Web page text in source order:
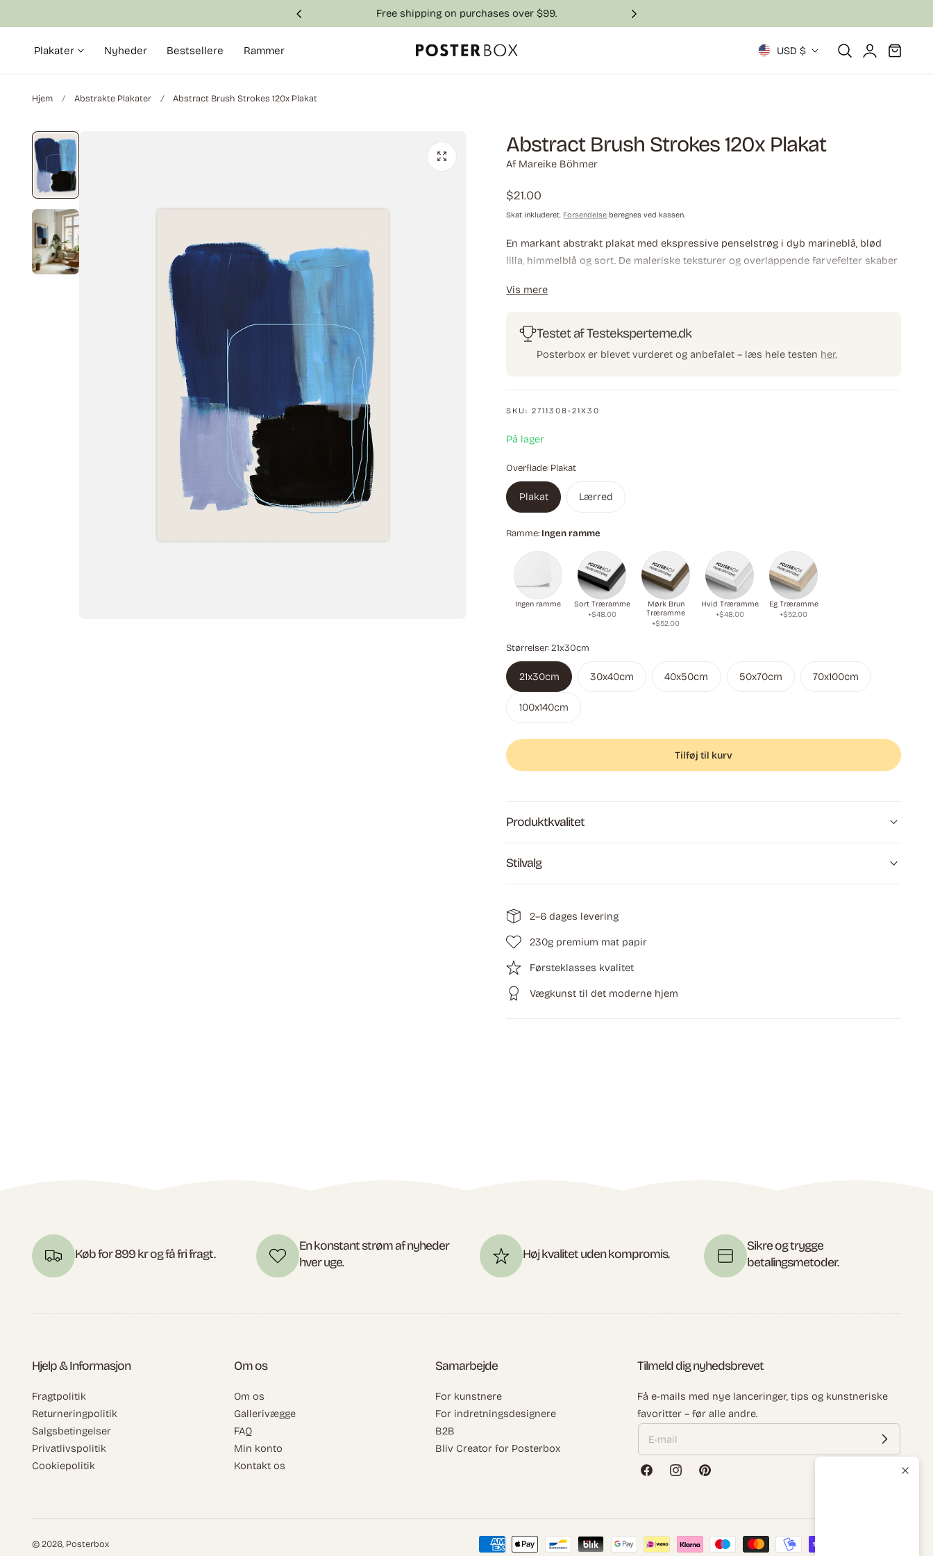
Free shipping on purchases over $99.
Plakater Nyheder Bestsellere Rammer
L
a
d
m
r
e
USD $
Log
ind
Vogn
Hjem Abstrakte Plakater Abstract Brush Strokes 120x Plakat
Abstract Brush Strokes 120x Plakat
Af Mareike Böhmer
Almindelig
pris
$21.00
Skat inkluderet. Forsendelse beregnes ved kassen.
En markant abstrakt plakat med ekspressive penselstrøg i dyb marineblå, blød
lilla, himmelblå og sort. De maleriske teksturer og overlappende farvefelter skaber
interiører, minimalistiske rum eller gallerivægge.
Vis mere
Testet af Testeksperterne.dk
Posterbox er blevet vurderet og anbefalet – læs hele testen her.
SKU:2711308-21X30
På lager
Overflade: Plakat
Plakat Lærred
Ramme: Ingen ramme
Ingen ramme
Sort Træramme
+$48.00
Mørk Brun
Træramme
+$52.00
Hvid Træramme
+$48.00
Eg Træramme
+$52.00
Størrelser:21x30cm
21x30cm 30x40cm 40x50cm 50x70cm 70x100cm
100x140cm
Tilføj til kurv
Produktkvalitet
Stilvalg
2–6 dages levering
230g premium mat papir
Førsteklasses kvalitet
Vægkunst til det moderne hjem
Køb for 899 kr og få fri fragt.
En konstant strøm af nyheder
hver uge.
Høj kvalitet uden kompromis.
Sikre og trygge
betalingsmetoder.
Hjelp & Informasjon
Fragtpolitik
Returneringpolitik
Salgsbetingelser
Privatlivspolitik
Cookiepolitik
Om os
Om os
Gallerivægge
FAQ
Min konto
Kontakt os
Samarbejde
For kunstnere
For indretningsdesignere
B2B
Bliv Creator for Posterbox
Tilmeld dig nyhedsbrevet
Få e-mails med nye lanceringer, tips og kunstneriske
favoritter – før alle andre.
FacebookInstagramPinterest
© 2026, Posterbox Betalingsmetoder